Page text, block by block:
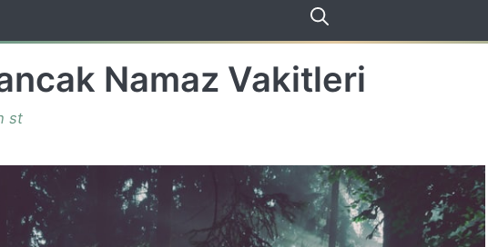
Namaz Vakitleri
st